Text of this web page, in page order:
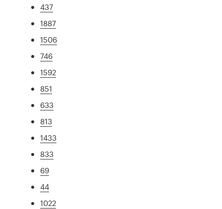
437
1887
1506
746
1592
851
633
813
1433
833
69
44
1022